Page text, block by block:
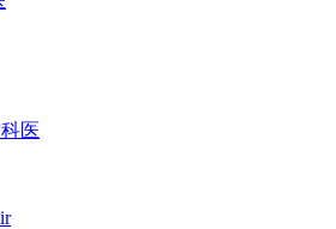
医